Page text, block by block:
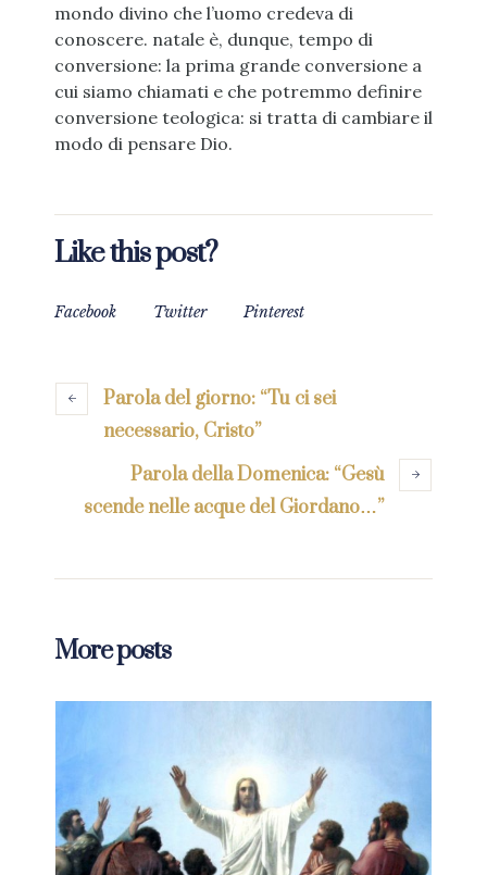
mondo divino che l’uomo credeva di
conoscere. natale è, dunque, tempo di
conversione: la prima grande conversione a
cui siamo chiamati e che potremmo definire
conversione teologica: si tratta di cambiare il
modo di pensare Dio.
Like this post?
Facebook Twitter Pinterest
Parola del giorno: “Tu ci sei
necessario, Cristo”
Parola della Domenica: “Gesù
scende nelle acque del Giordano…”
More posts